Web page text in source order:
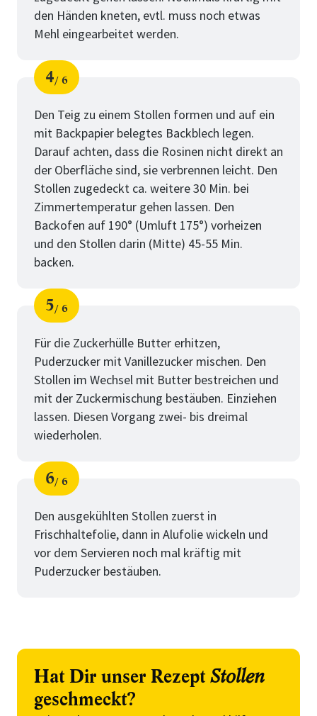
den Händen kneten, evtl. muss noch etwas
Mehl eingearbeitet werden.
Schritt
4
von
6
Den Teig zu einem Stollen formen und auf ein
mit Backpapier belegtes Backblech legen.
Darauf achten, dass die Rosinen nicht direkt an
der Oberfläche sind, sie verbrennen leicht. Den
Stollen zugedeckt ca. weitere 30 Min. bei
Zimmertemperatur gehen lassen. Den
Backofen auf 190° (Umluft 175°) vorheizen
und den Stollen darin (Mitte) 45-55 Min.
backen.
Schritt
5
von
6
Für die Zuckerhülle Butter erhitzen,
Puderzucker mit Vanillezucker mischen. Den
Stollen im Wechsel mit Butter bestreichen und
mit der Zuckermischung bestäuben. Einziehen
lassen. Diesen Vorgang zwei- bis dreimal
wiederholen.
Schritt
6
von
6
Den ausgekühlten Stollen zuerst in
Frischhaltefolie, dann in Alufolie wickeln und
vor dem Servieren noch mal kräftig mit
Puderzucker bestäuben.
Hat Dir unser Rezept Stollen
geschmeckt?